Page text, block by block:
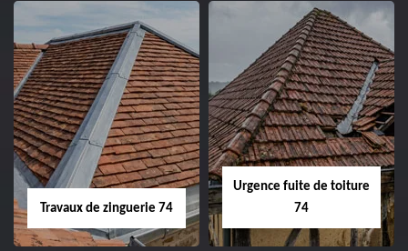
Travaux de zinguerie 74
Urgence fuite de toiture
74